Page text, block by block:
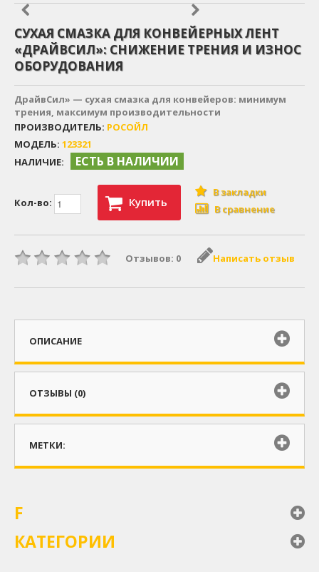
СУХАЯ СМАЗКА ДЛЯ КОНВЕЙЕРНЫХ ЛЕНТ
«ДРАЙВСИЛ»: СНИЖЕНИЕ ТРЕНИЯ И ИЗНОС
ОБОРУДОВАНИЯ
ДрайвСил» — сухая смазка для конвейеров: минимум
трения, максимум производительности
ПРОИЗВОДИТЕЛЬ: РОСОЙЛ
МОДЕЛЬ: 123321
НАЛИЧИЕ:
ЕСТЬ В НАЛИЧИИ
Кол-во: Купить
В закладки
В сравнение
Отзывов: 0 Написать отзыв
ОПИСАНИЕ
ОТЗЫВЫ (0)
МЕТКИ:
F
КАТЕГОРИИ